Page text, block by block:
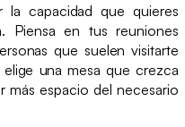
la capacidad que quieres
Piensa en tus reuniones
que suelen visitarte
una mesa que crezca
más espacio del necesario